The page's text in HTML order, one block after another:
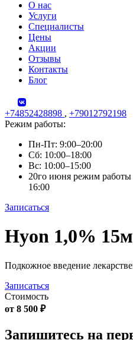
О нас
Услуги
Специалисты
Цены
Акции
Отзывы
Контакты
Блог
+74852428898 , +79012792198
Режим работы:
Пн-Пт: 9:00–20:00
Сб: 10:00–18:00
Вс: 10:00–15:00
20го июня режим
16:00
Записаться
Skip
to
Hyon 1,0%
Подкожное введение
Записаться
Стоимость
от 8 500 ₽
Запишитесь на